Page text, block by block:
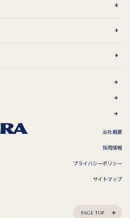
会社概要
採用情報
プライバシーポリシー
サイトマップ
PAGE TOP